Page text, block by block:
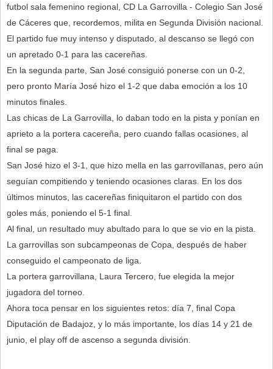
futbol sala femenino regional, CD La Garrovilla - Colegio San José
de Cáceres que, recordemos, milita en Segunda División nacional.
El partido fue muy intenso y disputado, al descanso se llegó con
un apretado 0-1 para las cacereñas.
En la segunda parte, San José consiguió ponerse con un 0-2,
pero pronto María José hizo el 1-2 que daba emoción a los 10
minutos finales.
Las chicas de La Garrovilla, lo daban todo en la pista y ponían en
aprieto a la portera cacereña, pero cuando fallas ocasiones, al
final se paga.
San José hizo el 3-1, que hizo mella en las garrovillanas, pero aún
seguían compitiendo y teniendo ocasiones claras. En los dos
últimos minutos, las cacereñas finiquitaron el partido con dos
goles más, poniendo el 5-1 final.
Al final, un resultado muy abultado para lo que se vio en la pista.
La garrovillas son subcampeonas de Copa, después de haber
conseguido el campeonato de liga.
La portera garrovillana, Laura Tercero, fue elegida la mejor
jugadora del torneo.
Ahora toca pensar en los siguientes retos: día 7, final Copa
Diputación de Badajoz, y lo más importante, los días 14 y 21 de
junio, el play off de ascenso a segunda división.